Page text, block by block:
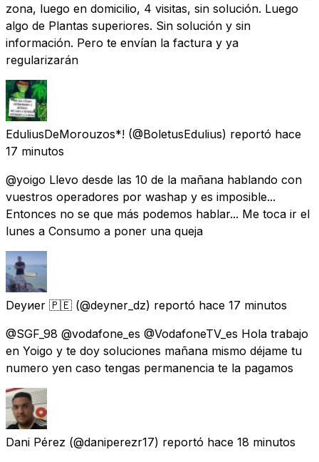
zona, luego en domicilio, 4 visitas, sin solución. Luego
algo de Plantas superiores. Sin solución y sin
información. Pero te envían la factura y ya
regularizarán
EduliusDeMorouzos*! (@BoletusEdulius) reportó hace
17 minutos
@yoigo Llevo desde las 10 de la mañana hablando con
vuestros operadores por washap y es imposible...
Entonces no se que más podemos hablar... Me toca ir el
lunes a Consumo a poner una queja
Deyиer 🇵🇪 (@deyner_dz) reportó hace 17 minutos
@SGF_98 @vodafone_es @VodafoneTV_es Hola trabajo
en Yoigo y te doy soluciones mañana mismo déjame tu
numero yen caso tengas permanencia te la pagamos
Dani Pérez (@daniperezr17) reportó hace 18 minutos